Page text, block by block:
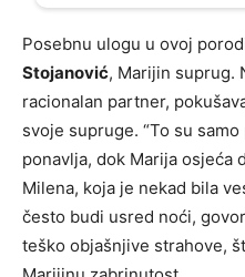
Posebnu ulogu u ovoj
Stojanović, Marijin suprug.
racionalan partner,
svoje supruge. “To su
ponavlja, dok Marija osjeća
Milena, koja je nekad bila
često budi usred noći,
teško objašnjive strahove,